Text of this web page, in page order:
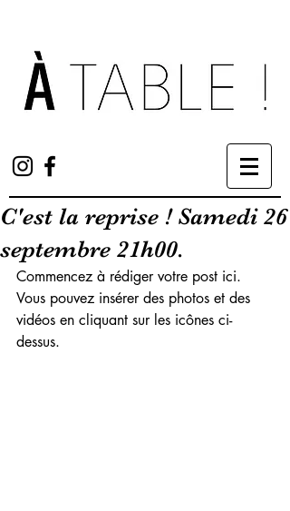
C'est la reprise ! Samedi 26
septembre 21h00.
Commencez à rédiger votre post ici.
Vous pouvez insérer des photos et des
vidéos en cliquant sur les icônes ci-
dessus.